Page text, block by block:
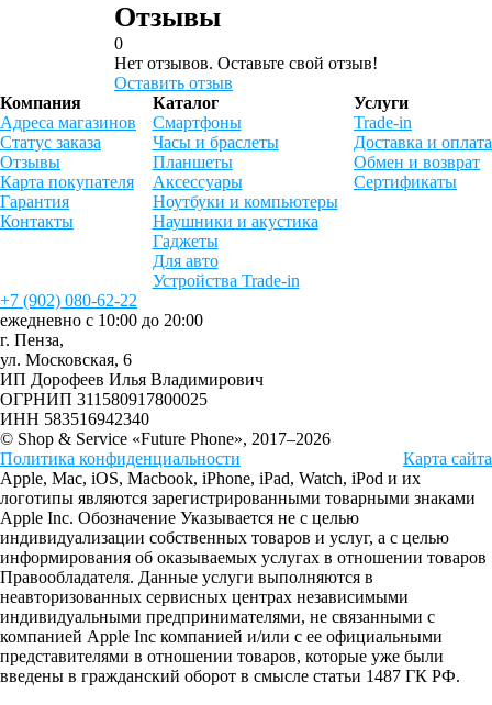
Отзывы
0
Нет отзывов. Оставьте свой отзыв!
Оставить отзыв
Компания
Адреса магазинов
Статус заказа
Отзывы
Карта покупателя
Гарантия
Контакты
Каталог
Смартфоны
Часы и браслеты
Планшеты
Аксессуары
Ноутбуки и компьютеры
Наушники и акустика
Гаджеты
Для авто
Устройства Trade-in
Услуги
Trade-in
Доставка и оплата
Обмен и возврат
Сертификаты
+7 (902) 080-62-22
ежедневно с 10:00 до 20:00
г. Пенза,
ул. Московская, 6
ИП Дорофеев Илья Владимирович
ОГРНИП 311580917800025
ИНН 583516942340
© Shop & Service «Future Phone», 2017–2026
Политика конфиденциальности
Карта сайта
Apple, Mac, iOS, Macbook, iPhone, iPad, Watch, iPod и их
логотипы являются зарегистрированными товарными знаками
Apple Inc. Обозначение Указывается не с целью
индивидуализации собственных товаров и услуг, а с целью
информирования об оказываемых услугах в отношении товаров
Правообладателя. Данные услуги выполняются в
неавторизованных сервисных центрах независимыми
индивидуальными предпринимателями, не связанными с
компанией Apple Inc компанией и/или с ее официальными
представителями в отношении товаров, которые уже были
введены в гражданский оборот в смысле статьи 1487 ГК РФ.